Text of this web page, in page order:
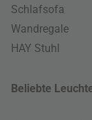
Schlafsofa
Wandregale
HAY Stuhl
Beliebte